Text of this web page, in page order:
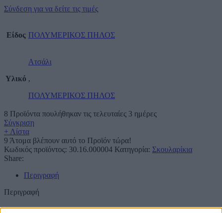
Σύνδεση για να δείτε τις τιμές
Είδος ΠΟΛΥΜΕΡΙΚΟΣ ΠΗΛΟΣ
Υλικό
Ατσάλι
,
ΠΟΛΥΜΕΡΙΚΟΣ ΠΗΛΟΣ
8 Προϊόντα πουλήθηκαν τις τελευταίες 3 ημέρες
Σύγκριση
+ Λίστα
9 Άτομα βλέπουν αυτό το Προϊόν τώρα!
Κωδικός προϊόντος: 30.16.000004 Κατηγορία: Σκουλαρίκια
Share:
Περιγραφή
Περιγραφή